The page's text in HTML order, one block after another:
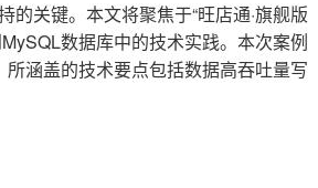
关键。本文将聚焦于“旺店通·旗舰版
数据库中的技术实践。本次案例
涵盖的技术要点包括数据高吞吐量写